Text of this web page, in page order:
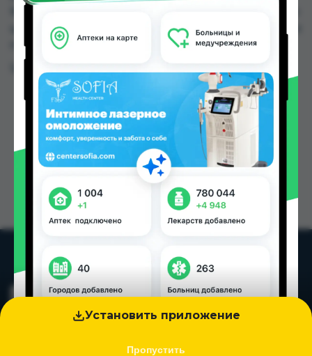
Установить приложение
Пропустить
цене от 7.50 TJS до 24.00 TJS в Душанбе и других
городах Таджикистана